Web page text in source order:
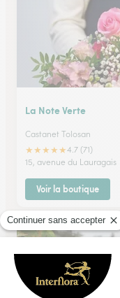
La Note Verte
Castanet Tolosan
★★★★★4.7 (71)
15, avenue du Lauragais
Voir la boutique